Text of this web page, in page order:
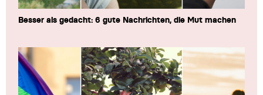
Besser als gedacht: 6 gute Nachrichten, die Mut machen